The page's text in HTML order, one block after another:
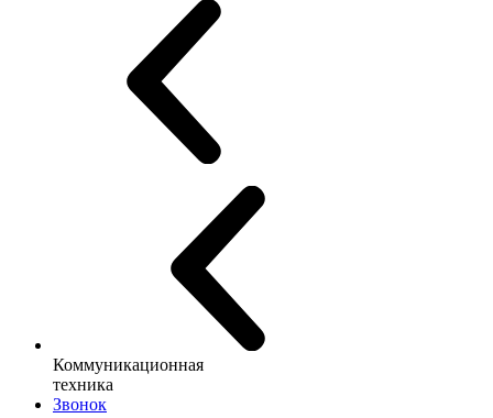
Коммуникационная
техника
Звонок